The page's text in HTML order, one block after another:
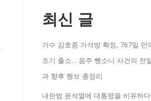
최신 글
가수 김호중 가석방 확정, 767일 만
조기 출소… 음주 뺑소니 사건의 전
과 향후 행보 총정리
내란범 윤석열에 대통령을 비유하다